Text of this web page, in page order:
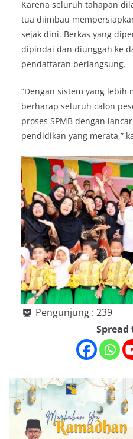
Karena seluruh tahapan
tua diimbau
sejak dini. Berkas yang
dipindai dan diunggah ke
pendaftaran berlangsung.
“Dengan sistem yang lebih
berharap seluruh calon
proses SPMB dengan
pendidikan yang merata,”
Pengunjung : 239
Spread